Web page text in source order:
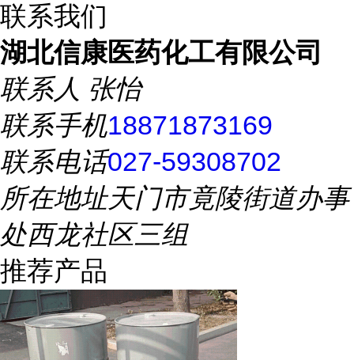
联系我们
湖北信康医药化工有限公司
联系人 张怡
联系手机18871873169
联系电话027-59308702
所在地址天门市竟陵街道办事
处西龙社区三组
推荐产品